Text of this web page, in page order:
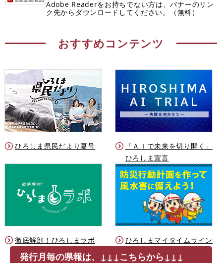
Adobe Readerをお持ちでない方は、バナーのリン
ク先からダウンロードしてください。（無料）
おすすめコンテンツ
ひろしま県民だより夏号
「ＡＩで未来を切り開く」
ひろしま宣言
徹底解剖！ひろしまラボ ひろしまマイタイムライン
発行月毎の県報は、↓↓↓こちらから↓↓↓